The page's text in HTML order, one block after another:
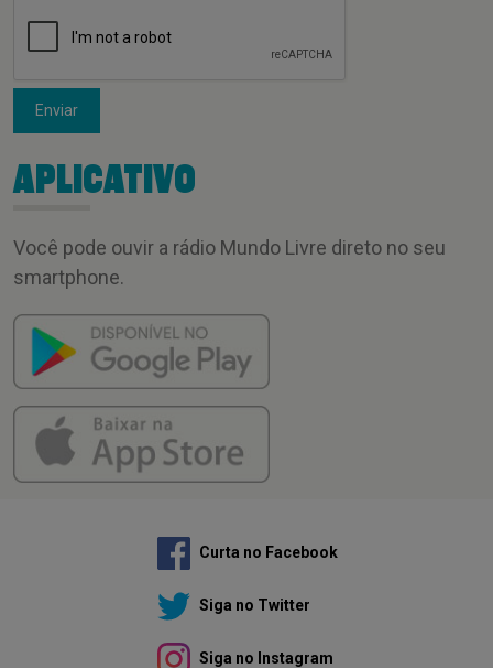
Enviar
APLICATIVO
Você pode ouvir a rádio Mundo Livre direto no seu
smartphone.
Curta no Facebook
Siga no Twitter
Siga no Instagram